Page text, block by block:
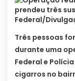
Três pessoas
durante uma
Federal e
cigarros no